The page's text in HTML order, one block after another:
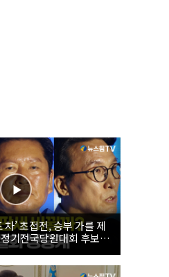
’ 초접전, 승부 가를 제
기전국당원대회 후보자
계 | 26.08.08